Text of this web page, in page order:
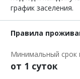
график заселения.
Правила
Минимальный срок
от 1 суток